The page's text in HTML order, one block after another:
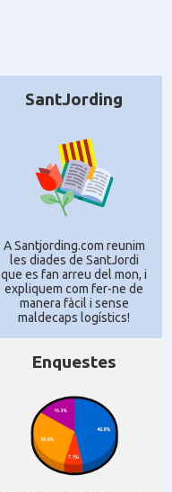
SantJording
A Santjording.com reunim
les diades de SantJordi
que es fan arreu del mon, i
expliquem com fer-ne de
manera fàcil i sense
maldecaps logí­stics!
Enquestes